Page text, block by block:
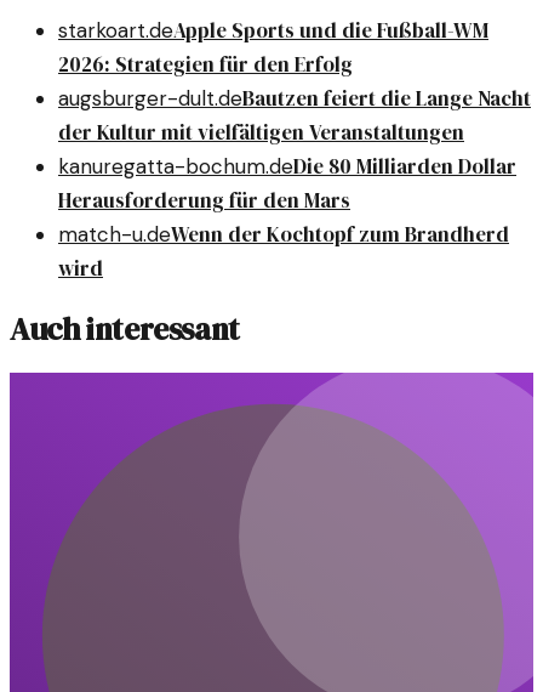
starkoart.deApple Sports und die Fußball-WM
2026: Strategien für den Erfolg
augsburger-dult.deBautzen feiert die Lange Nacht
der Kultur mit vielfältigen Veranstaltungen
kanuregatta-bochum.deDie 80 Milliarden Dollar
Herausforderung für den Mars
match-u.deWenn der Kochtopf zum Brandherd
wird
Auch interessant